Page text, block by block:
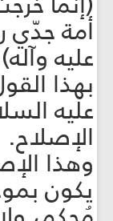
أمة جدّي
عليه وآله)
بهذا
عليه
الإصلاح.
وهذا
يكون